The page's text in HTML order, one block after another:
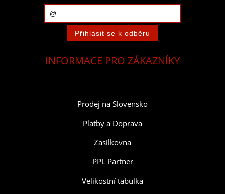
INFORMACE PRO ZÁKAZNÍKY
Prodej na Slovensko
Platby a Doprava
Zasilkovna
PPL Partner
Velikostní tabulka